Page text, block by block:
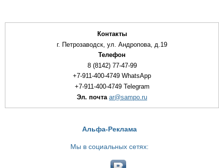
Контакты
г. Петрозаводск, ул. Андропова, д.19
Телефон
8 (8142) 77-47-99
+7-911-400-4749 WhatsApp
+7-911-400-4749 Telegram
Эл. почта ar@sampo.ru
Альфа-Реклама
Мы в социальных сетях: